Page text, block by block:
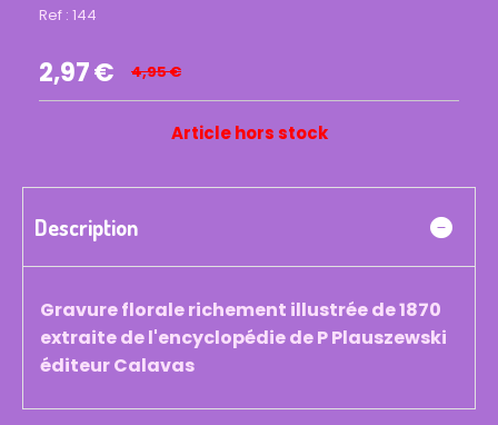
Ref : 144
2,97€ 4,95€
Article hors stock
Description
Gravure florale richement illustrée de 1870
extraite de l'encyclopédie de P Plauszewski
éditeur Calavas